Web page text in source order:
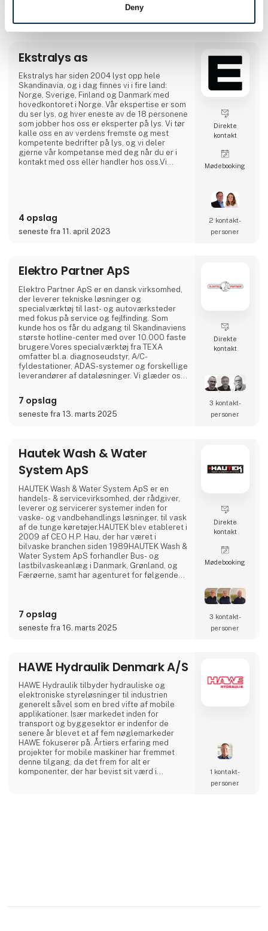
Deny
investere i det helt rigtige testudstyr. Med
Jaltest får vore kunder mulighed for, øget
indtjening med multibrand diagnose udstyr.
Nogle af Nøgleordene hos Egeteknik er tillid
glade og tilfredse, samt de til enhver t
Ekstralys as
Ekstralys har siden 2004 lyst opp hele
Skandinavia, og i dag finnes vi i fire land:
Norge, Sverige, Finland og Danmark med
hovedkontoret i Norge. Vår ekspertise er som
du ser lys, og hver eneste av de 18 personene
som jobber hos oss er eksperter på lys. Vi tør
kalle oss en av verdens fremste og mest
kompetente bedrifter på lys, og vi deler
gjerne vår kompetanse med deg når du er i
kontakt med oss eller handler hos oss.Vi
4 opslag
seneste fra 11. april 2023
Direkte
kontakt
Møde­booking
2 kontakt­
personer
Elektro Partner ApS
Elektro Partner ApS er en dansk virksomhed,
der leverer tekniske løsninger og
specialværktøj til last- og autoværksteder
med fokus på service og fejlfinding. Som
kunde hos os får du adgang til Skandinaviens
største hotline-center med over 10.000 faste
brugere.Vores specialværktøj fra TEXA
omfatter bl.a. diagnoseudstyr, A/C-
fyldestationer, ADAS-systemer og forskellige
leverandører af dataløsninger. Vi glæder os
7 opslag
seneste fra 13. marts 2025
Direkte
kontakt
3 kontakt­
personer
Hautek Wash & Water
System ApS
HAUTEK Wash & Water System ApS er en
handels- & servicevirksomhed, der rådgiver,
leverer og servicerer systemer inden for
vaske- og vandbehandlings løsninger, til vask
af de tunge køretøjer.HAUTEK blev etableret i
2009 af CEO H.P. Hau, der har været i
bilvaske branchen siden 1989HAUTEK Wash &
Water System ApS forhandler Bus- og
lastbilvaskeanlæg i Danmark, Grønland, og
Færøerne, samt har agenturet for følgende
producent, det spanske firma ISTOBAL S.A.
Anlægget er specielt fremstillet til
europæiske & skandinaviske forhold og
7 opslag
seneste fra 16. marts 2025
Direkte
kontakt
Møde­booking
3 kontakt­
personer
HAWE Hydraulik Denmark A/S
HAWE Hydraulik tilbyder hydrauliske og
elektroniske styreløsninger til industrien
generelt såvel som en bred vifte af mobile
applikationer. Især markedet inden for
transport og byggesektor er indenfor de
senere år blevet et af fem nøglemarkeder
HAWE fokuserer på. Årtiers erfaring med
projekter for mobile maskiner har fremmet
denne tilgang, da det frem for alt er
komponenter, der har bevist sit værd i
1 kontakt­
personer